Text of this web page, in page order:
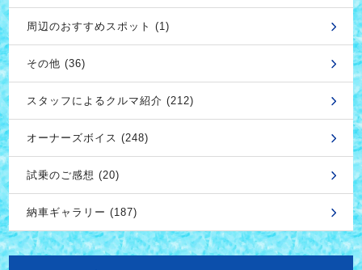
周辺のおすすめスポット (1)
その他 (36)
スタッフによるクルマ紹介 (212)
オーナーズボイス (248)
試乗のご感想 (20)
納車ギャラリー (187)